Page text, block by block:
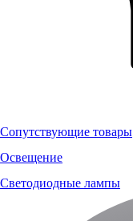
Сопутствующие товары
Освещение
Светодиодные лампы